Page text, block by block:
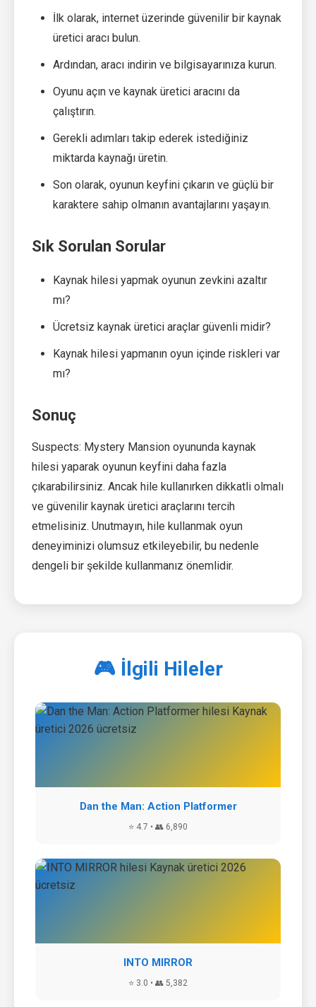
İlk olarak, internet üzerinde güvenilir bir kaynak
üretici aracı bulun.
Ardından, aracı indirin ve bilgisayarınıza kurun.
Oyunu açın ve kaynak üretici aracını da
çalıştırın.
Gerekli adımları takip ederek istediğiniz
miktarda kaynağı üretin.
Son olarak, oyunun keyfini çıkarın ve güçlü bir
karaktere sahip olmanın avantajlarını yaşayın.
Sık Sorulan Sorular
Kaynak hilesi yapmak oyunun zevkini azaltır
mı?
Ücretsiz kaynak üretici araçlar güvenli midir?
Kaynak hilesi yapmanın oyun içinde riskleri var
mı?
Sonuç
Suspects: Mystery Mansion oyununda kaynak
hilesi yaparak oyunun keyfini daha fazla
çıkarabilirsiniz. Ancak hile kullanırken dikkatli olmalı
ve güvenilir kaynak üretici araçlarını tercih
etmelisiniz. Unutmayın, hile kullanmak oyun
deneyiminizi olumsuz etkileyebilir, bu nedenle
dengeli bir şekilde kullanmanız önemlidir.
🎮 İlgili Hileler
Dan the Man: Action Platformer
⭐ 4.7 • 👥 6,890
INTO MIRROR
⭐ 3.0 • 👥 5,382